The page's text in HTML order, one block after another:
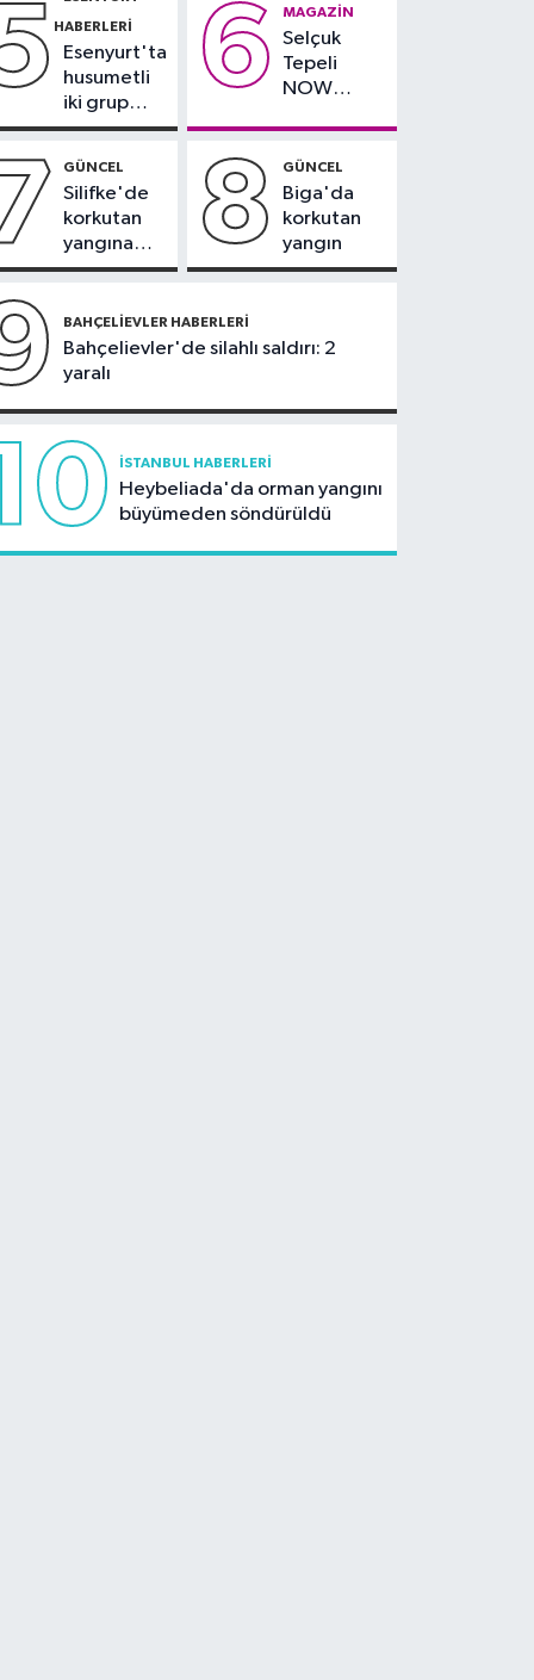
tahliye edilen bina
çöktü
bazı yollar
kapatılacak
teslim
alındı
HABERLERI
Esenyurt'ta
husumetli
iki grup
arasında
kavga
6 MAGAZIN
Selçuk
Tepeli
NOW
duyurdu
GÜNCEL
Silifke'de
korkutan
yangına
havadan ve
müdahale
8 GÜNCEL
Biga'da
korkutan
yangın
BAHÇELIEVLER HABERLERI
Bahçelievler'de silahlı saldırı: 2
yaralı
İSTANBUL HABERLERI
Heybeliada'da orman yangını
büyümeden söndürüldü